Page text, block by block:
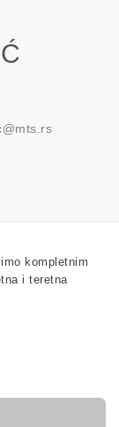
kompletnim
i teretna